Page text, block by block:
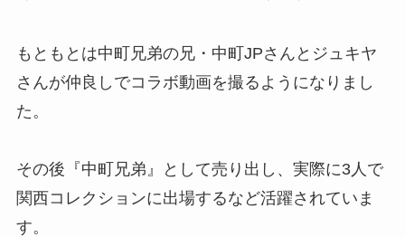
もともとは中町兄弟の兄・中町JPさんとジュキヤ
さんが仲良しでコラボ動画を撮るようになりまし
た。
その後『中町兄弟』として売り出し、実際に3人で
関西コレクションに出場するなど活躍されていま
す。